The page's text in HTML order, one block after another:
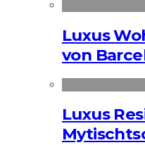
Luxus
von
Luxus